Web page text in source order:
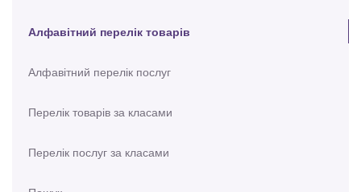
Алфавітний перелік товарів
Алфавітний перелік послуг
Перелік товарів за класами
Перелік послуг за класами